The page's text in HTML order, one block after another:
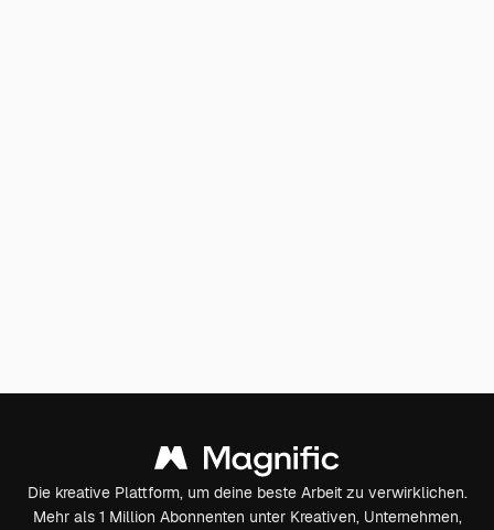
Die kreative Plattform, um deine beste Arbeit zu verwirklichen.
Mehr als 1 Million Abonnenten unter Kreativen, Unternehmen,